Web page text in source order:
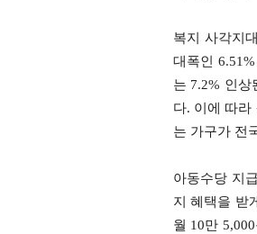
복지 사각지
대폭인
는 7.2% 인상
다. 이에 따라
는 가구가 전
아동수당 지
지 혜택을 받
월 10만